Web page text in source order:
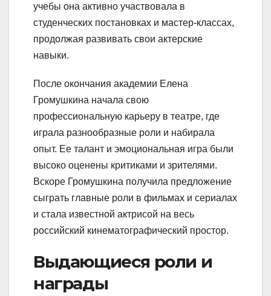
учебы она активно участвовала в
студенческих постановках и мастер-классах,
продолжая развивать свои актерские
навыки.
После окончания академии Елена
Громушкина начала свою
профессиональную карьеру в театре, где
играла разнообразные роли и набирала
опыт. Ее талант и эмоциональная игра были
высоко оценены критиками и зрителями.
Вскоре Громушкина получила предложение
сыграть главные роли в фильмах и сериалах
и стала известной актрисой на весь
российский кинематографический простор.
Выдающиеся роли и
награды